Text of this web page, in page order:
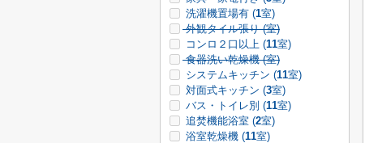
洗濯機置場有 (1室)
外観タイル張り (室)
コンロ２口以上 (11室)
食器洗い乾燥機 (室)
システムキッチン (11室)
対面式キッチン (3室)
バス・トイレ別 (11室)
追焚機能浴室 (2室)
浴室乾燥機 (11室)